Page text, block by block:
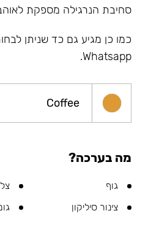
סחיבת הנרגילה מספקת
כמו כן מגיע גם כד שניתן
Whatsapp.
Coffee
מה בערכה?
גוף
צינור סיליקון